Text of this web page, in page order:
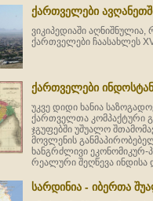
ქართველები
ვიკიპედიაში
ქართველები ჩაასახლეს
ქართველები
უკვე დიდი ხანია
ქართველთა კომპაქტური
ჯგუფებში უშუალო
მოვლენის
ხანგრძლივი
რეალური შეღწევა ინდისა
სარდინია - იბერთა